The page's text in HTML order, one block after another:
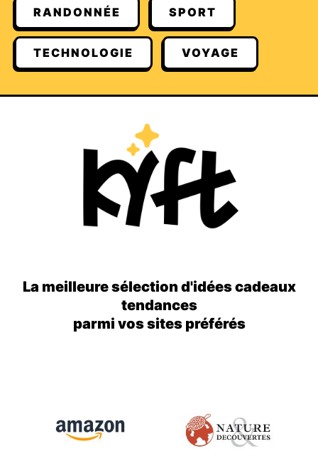
RANDONNÉE SPORT
TECHNOLOGIE VOYAGE
La meilleure sélection d'idées cadeaux
tendances
parmi vos sites préférés